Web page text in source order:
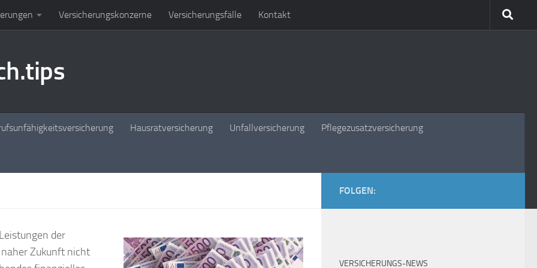
Versicherungskonzerne Versicherungsfälle Kontakt
Hausratversicherung Unfallversicherung Pflegezusatzversicherung
der
Zukunft nicht
FOLGEN:
VERSICHERUNGS-NEWS